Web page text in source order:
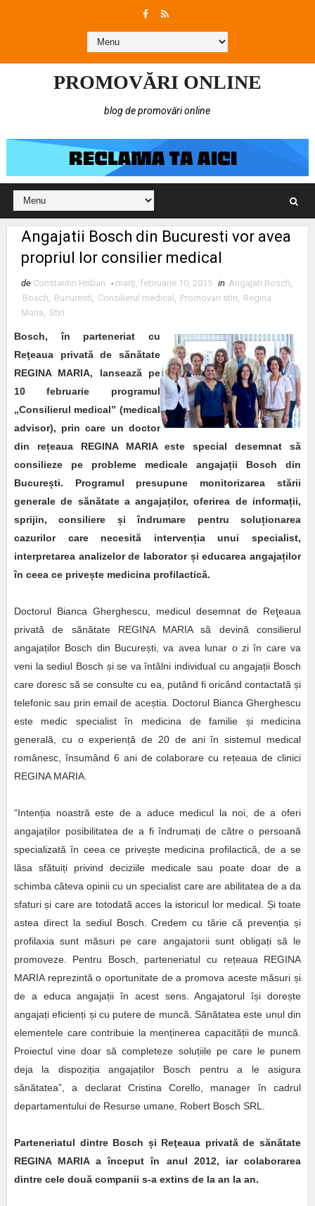
PROMOVĂRI ONLINE
blog de promovări online
Angajatii Bosch din Bucuresti vor avea
propriul lor consilier medical
de Constantin Hriban - marți, februarie 10, 2015 in Angajati Bosch,
Bosch, Bucuresti, Consilierul medical , Promovari stiri, Regina
Maria, Stiri
Bosch, în parteneriat cu
Reţeaua privată de sănătate
REGINA MARIA, lansează pe
10 februarie programul
„Consilierul medical” (medical
advisor), prin care un doctor
din rețeaua REGINA MARIA este special desemnat să
consilieze pe probleme medicale angajații Bosch din
București. Programul presupune monitorizarea stării
generale de sănătate a angajaților, oferirea de informații,
sprijin, consiliere și îndrumare pentru soluționarea
cazurilor care necesită intervenția unui specialist,
interpretarea analizelor de laborator și educarea angajaților
în ceea ce privește medicina profilactică.
Doctorul Bianca Gherghescu, medicul desemnat de Reţeaua
privată de sănătate REGINA MARIA să devină consilierul
angajaților Bosch din București, va avea lunar o zi în care va
veni la sediul Bosch și se va întâlni individual cu angajații Bosch
care doresc să se consulte cu ea, putând fi oricând contactată și
telefonic sau prin email de aceștia. Doctorul Bianca Gherghescu
este medic specialist în medicina de familie și medicina
generală, cu o experiență de 20 de ani în sistemul medical
românesc, însumând 6 ani de colaborare cu rețeaua de clinici
REGINA MARIA.
“Intenția noastră este de a aduce medicul la noi, de a oferi
angajaților posibilitatea de a fi îndrumați de către o persoană
specializată în ceea ce privește medicina profilactică, de a se
lăsa sfătuiți privind deciziile medicale sau poate doar de a
schimba câteva opinii cu un specialist care are abilitatea de a da
sfaturi și care are totodată acces la istoricul lor medical. Și toate
astea direct la sediul Bosch. Credem cu tărie că prevenția și
profilaxia sunt măsuri pe care angajatorii sunt obligați să le
promoveze. Pentru Bosch, parteneriatul cu rețeaua REGINA
MARIA reprezintă o oportunitate de a promova aceste măsuri și
de a educa angajații în acest sens. Angajatorul își dorește
angajați eficienți și cu putere de muncă. Sănătatea este unul din
elementele care contribuie la menținerea capacității de muncă.
Proiectul vine doar să completeze soluțiile pe care le punem
deja la dispoziția angajaților Bosch pentru a le asigura
sănătatea”, a declarat Cristina Corello, manager în cadrul
departamentului de Resurse umane, Robert Bosch SRL.
Parteneriatul dintre Bosch și Reţeaua privată de sănătate
REGINA MARIA a început în anul 2012, iar colaborarea
dintre cele două companii s-a extins de la an la an.